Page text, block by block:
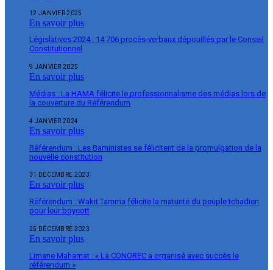
12 JANVIER 2025
En savoir plus
Législatives 2024 : 14 706 procès-verbaux dépouillés par le Conseil
Constitutionnel
9 JANVIER 2025
En savoir plus
Médias : La HAMA félicite le professionnalisme des médias lors de
la couverture du Référendum
4 JANVIER 2024
En savoir plus
Référendum : Les Baministes se félicitent de la promulgation de la
nouvelle constitution
31 DÉCEMBRE 2023
En savoir plus
Référendum : Wakit Tamma félicite la maturité du peuple tchadien
pour leur boycott
25 DÉCEMBRE 2023
En savoir plus
Limane Mahamat : « La CONOREC a organisé avec succès le
référendum »